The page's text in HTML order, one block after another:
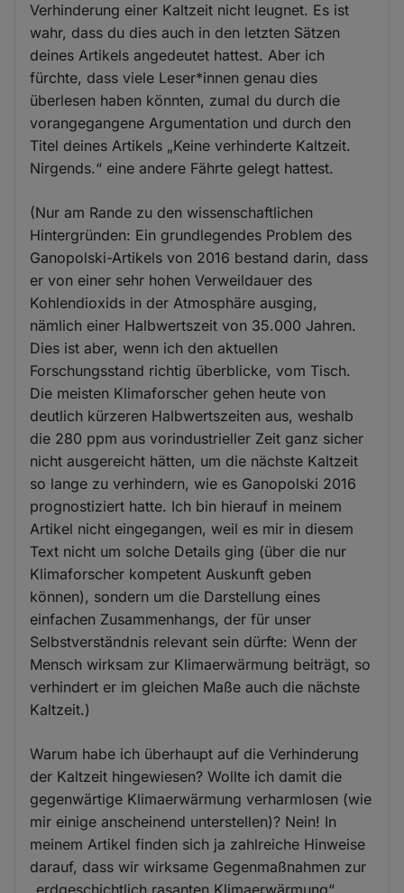
Verhinderung einer Kaltzeit nicht leugnet. Es ist
wahr, dass du dies auch in den letzten Sätzen
deines Artikels angedeutet hattest. Aber ich
fürchte, dass viele Leser*innen genau dies
überlesen haben könnten, zumal du durch die
vorangegangene Argumentation und durch den
Titel deines Artikels „Keine verhinderte Kaltzeit.
Nirgends.“ eine andere Fährte gelegt hattest.
(Nur am Rande zu den wissenschaftlichen
Hintergründen: Ein grundlegendes Problem des
Ganopolski-Artikels von 2016 bestand darin, dass
er von einer sehr hohen Verweildauer des
Kohlendioxids in der Atmosphäre ausging,
nämlich einer Halbwertszeit von 35.000 Jahren.
Dies ist aber, wenn ich den aktuellen
Forschungsstand richtig überblicke, vom Tisch.
Die meisten Klimaforscher gehen heute von
deutlich kürzeren Halbwertszeiten aus, weshalb
die 280 ppm aus vorindustrieller Zeit ganz sicher
nicht ausgereicht hätten, um die nächste Kaltzeit
so lange zu verhindern, wie es Ganopolski 2016
prognostiziert hatte. Ich bin hierauf in meinem
Artikel nicht eingegangen, weil es mir in diesem
Text nicht um solche Details ging (über die nur
Klimaforscher kompetent Auskunft geben
können), sondern um die Darstellung eines
einfachen Zusammenhangs, der für unser
Selbstverständnis relevant sein dürfte: Wenn der
Mensch wirksam zur Klimaerwärmung beiträgt, so
verhindert er im gleichen Maße auch die nächste
Kaltzeit.)
Warum habe ich überhaupt auf die Verhinderung
der Kaltzeit hingewiesen? Wollte ich damit die
gegenwärtige Klimaerwärmung verharmlosen (wie
mir einige anscheinend unterstellen)? Nein! In
meinem Artikel finden sich ja zahlreiche Hinweise
darauf, dass wir wirksame Gegenmaßnahmen zur